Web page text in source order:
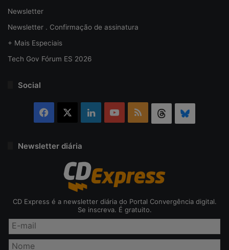
Newsletter
Newsletter . Confirmação de assinatura
+ Mais Especiais
Tech Gov Fórum ES 2026
Social
Facebook LinkedinYouTubeRSS Threads
Newsletter diária
CD Express é a newsletter diária do Portal Convergência digital.
Se inscreva. É gratuito.